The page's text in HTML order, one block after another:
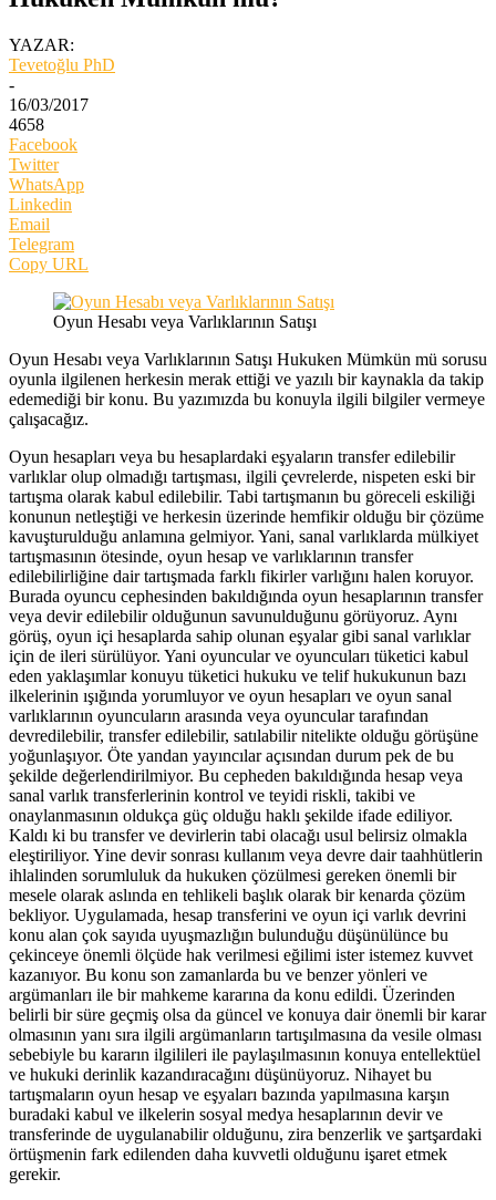
YAZAR:
Tevetoğlu PhD
-
16/03/2017
4658
Facebook
Twitter
WhatsApp
Linkedin
Email
Telegram
Copy URL
Oyun Hesabı veya Varlıklarının Satışı
Oyun Hesabı veya Varlıklarının Satışı Hukuken Mümkün mü sorusu
oyunla ilgilenen herkesin merak ettiği ve yazılı bir kaynakla da takip
edemediği bir konu. Bu yazımızda bu konuyla ilgili bilgiler vermeye
çalışacağız.
Oyun hesapları veya bu hesaplardaki eşyaların transfer edilebilir
varlıklar olup olmadığı tartışması, ilgili çevrelerde, nispeten eski bir
tartışma olarak kabul edilebilir. Tabi tartışmanın bu göreceli eskiliği
konunun netleştiği ve herkesin üzerinde hemfikir olduğu bir çözüme
kavuşturulduğu anlamına gelmiyor. Yani, sanal varlıklarda mülkiyet
tartışmasının ötesinde, oyun hesap ve varlıklarının transfer
edilebilirliğine dair tartışmada farklı fikirler varlığını halen koruyor.
Burada oyuncu cephesinden bakıldığında oyun hesaplarının transfer
veya devir edilebilir olduğunun savunulduğunu görüyoruz. Aynı
görüş, oyun içi hesaplarda sahip olunan eşyalar gibi sanal varlıklar
için de ileri sürülüyor. Yani oyuncular ve oyuncuları tüketici kabul
eden yaklaşımlar konuyu tüketici hukuku ve telif hukukunun bazı
ilkelerinin ışığında yorumluyor ve oyun hesapları ve oyun sanal
varlıklarının oyuncuların arasında veya oyuncular tarafından
devredilebilir, transfer edilebilir, satılabilir nitelikte olduğu görüşüne
yoğunlaşıyor. Öte yandan yayıncılar açısından durum pek de bu
şekilde değerlendirilmiyor. Bu cepheden bakıldığında hesap veya
sanal varlık transferlerinin kontrol ve teyidi riskli, takibi ve
onaylanmasının oldukça güç olduğu haklı şekilde ifade ediliyor.
Kaldı ki bu transfer ve devirlerin tabi olacağı usul belirsiz olmakla
eleştiriliyor. Yine devir sonrası kullanım veya devre dair taahhütlerin
ihlalinden sorumluluk da hukuken çözülmesi gereken önemli bir
mesele olarak aslında en tehlikeli başlık olarak bir kenarda çözüm
bekliyor. Uygulamada, hesap transferini ve oyun içi varlık devrini
konu alan çok sayıda uyuşmazlığın bulunduğu düşünülünce bu
çekinceye önemli ölçüde hak verilmesi eğilimi ister istemez kuvvet
kazanıyor. Bu konu son zamanlarda bu ve benzer yönleri ve
argümanları ile bir mahkeme kararına da konu edildi. Üzerinden
belirli bir süre geçmiş olsa da güncel ve konuya dair önemli bir karar
olmasının yanı sıra ilgili argümanların tartışılmasına da vesile olması
sebebiyle bu kararın ilgilileri ile paylaşılmasının konuya entellektüel
ve hukuki derinlik kazandıracağını düşünüyoruz. Nihayet bu
tartışmaların oyun hesap ve eşyaları bazında yapılmasına karşın
buradaki kabul ve ilkelerin sosyal medya hesaplarının devir ve
transferinde de uygulanabilir olduğunu, zira benzerlik ve şartşardaki
örtüşmenin fark edilenden daha kuvvetli olduğunu işaret etmek
gerekir.